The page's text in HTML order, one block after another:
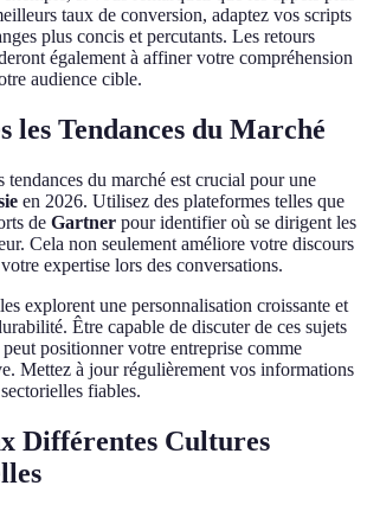
taux de conversion, adaptez vos scripts
plus concis et percutants. Les retours
également à affiner votre compréhension
audience cible.
les Tendances du Marché
tendances du marché est crucial pour une
en 2026. Utilisez des plateformes telles que
de Gartner pour identifier où se dirigent les
Cela non seulement améliore votre discours
expertise lors des conversations.
explorent une personnalisation croissante et
Être capable de discuter de ces sujets
positionner votre entreprise comme
Mettez à jour régulièrement vos informations
fiables.
Différentes Cultures